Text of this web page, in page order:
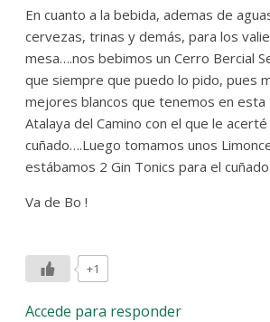
En cuanto a la bebida, ademas de
cervezas, trinas y demás, para los
mesa….nos bebimos un Cerro Bercial
que siempre que puedo lo pido, pues
mejores blancos que tenemos en esta
Atalaya del Camino con el que le acerté
cuñado….Luego tomamos unos
estábamos 2 Gin Tonics para el
Va de Bo !
+1
Accede para responder